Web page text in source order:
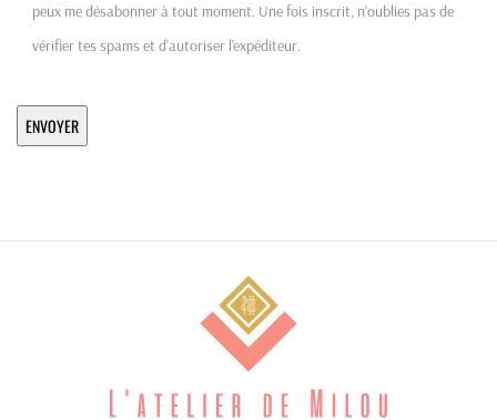
peux me désabonner à tout moment. Une fois inscrit, n'oublies pas de
vérifier tes spams et d'autoriser l'expéditeur.